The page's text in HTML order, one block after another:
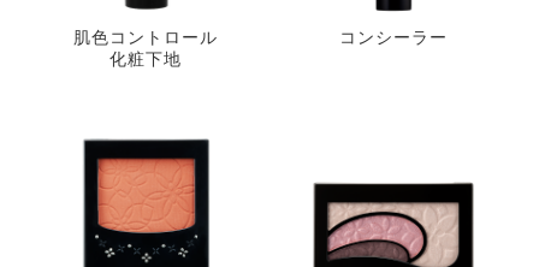
肌色コントロール
化粧下地
コンシーラー